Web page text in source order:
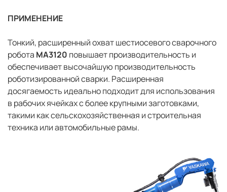
ПРИМЕНЕНИЕ
Тонкий, расширенный охват шестиосевого сварочного
робота MA3120 повышает производительность и
обеспечивает высочайшую производительность
роботизированной сварки. Расширенная
досягаемость идеально подходит для использования
в рабочих ячейках с более крупными заготовками,
такими как сельскохозяйственная и строительная
техника или автомобильные рамы.